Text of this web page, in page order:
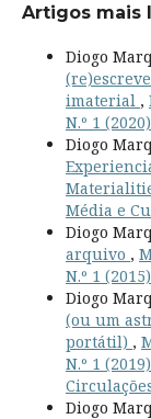
Artigos mais
Diogo
imaterial ,
N.º 1
Diogo
Média e
Diogo
arquivo ,
N.º 1
Diogo
(ou um
portátil) ,
N.º 1
Diogo